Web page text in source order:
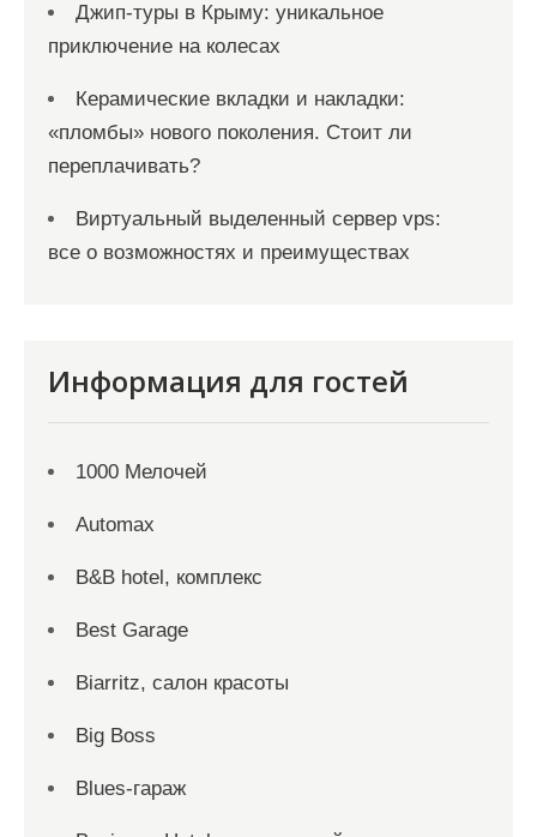
Джип-туры в Крыму: уникальное
приключение на колесах
Керамические вкладки и накладки:
«пломбы» нового поколения. Стоит ли
переплачивать?
Виртуальный выделенный сервер vps:
все о возможностях и преимуществах
Информация для гостей
1000 Мелочей
Automax
B&B hotel, комплекс
Best Garage
Biarritz, салон красоты
Big Boss
Blues-гараж